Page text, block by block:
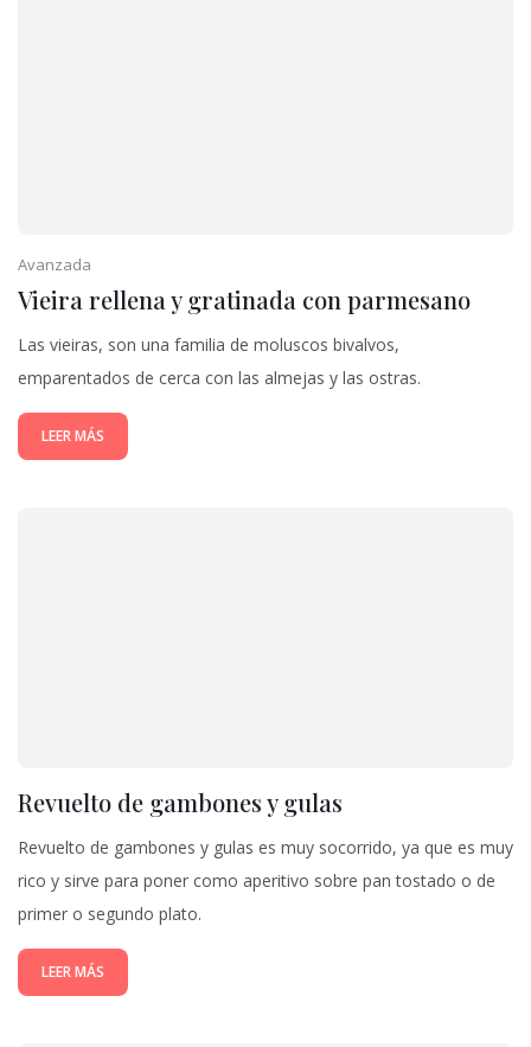
Avanzada
Vieira rellena y gratinada con parmesano
Las vieiras, son una familia de moluscos bivalvos,
emparentados de cerca con las almejas y las ostras.
LEER MÁS
Revuelto de gambones y gulas
Revuelto de gambones y gulas es muy socorrido, ya que es muy
rico y sirve para poner como aperitivo sobre pan tostado o de
primer o segundo plato.
LEER MÁS